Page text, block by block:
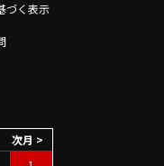
づく表示
次月 >